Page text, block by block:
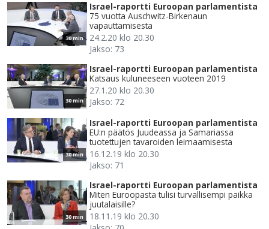
30 min
Israel-raportti Euroopan parlamentista
75 vuotta Auschwitz-Birkenaun
vapauttamisesta
24.2.20 klo 20.30
Jakso: 73
30 min
Israel-raportti Euroopan parlamentista
Katsaus kuluneeseen vuoteen 2019
27.1.20 klo 20.30
Jakso: 72
30 min
Israel-raportti Euroopan parlamentista
EU:n päätös Juudeassa ja Samariassa
tuotettujen tavaroiden leimaamisesta
16.12.19 klo 20.30
Jakso: 71
30 min
Israel-raportti Euroopan parlamentista
Miten Euroopasta tulisi turvallisempi paikka
juutalaisille?
18.11.19 klo 20.30